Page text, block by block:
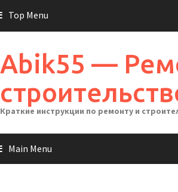
Top Menu
Abik55 —
Краткие инструкции по ремонту и
Main Menu